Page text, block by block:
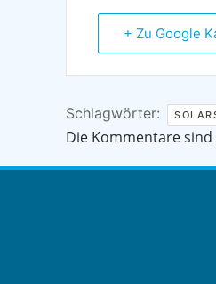
+ Zu Google
Schlagwörter:
Die Kommentare sind